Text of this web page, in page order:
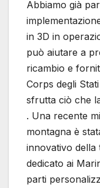
Abbiamo già
in 3D in
può aiutare a
ricambio e
Corps degli
sfrutta ciò che
. Una recente
montagna è
innovativo della
dedicato ai
parti